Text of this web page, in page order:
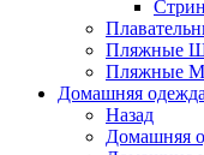
Пляжные
Пляжные
Домашняя одежда
Назад
Домашняя